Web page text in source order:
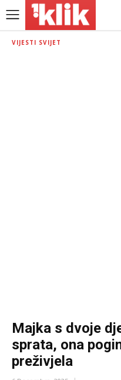
VIJESTI SVIJET
Majka s dvoje
sprata, ona
preživjela